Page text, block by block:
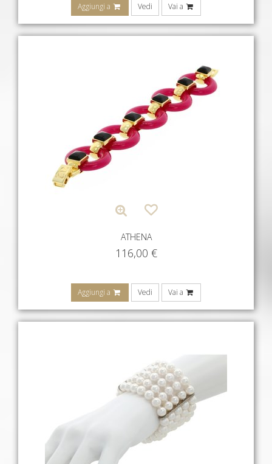
Aggiungi a Vedi Vai a
ATHENA
116,00 €
Aggiungi a Vedi Vai a